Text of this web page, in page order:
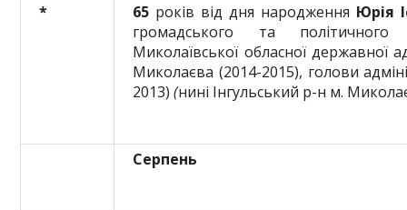
* 65 років від дня народження Юрія
громадського та
Миколаївської обласної державної
Миколаєва (2014-2015), голови
2013)(нині Інгульський р-н м.
Серпень